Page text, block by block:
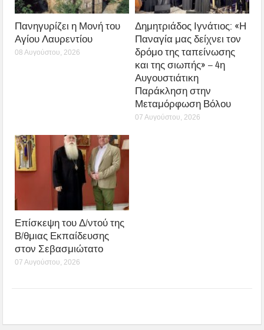
Πανηγυρίζει η Μονή του
Αγίου Λαυρεντίου
08 Αυγούστου, 2026
Δημητριάδος Ιγνάτιος: «Η
Παναγία μας δείχνει τον
δρόμο της ταπείνωσης
και της σιωπής» – 4η
Αυγουστιάτικη
Παράκληση στην
Μεταμόρφωση Βόλου
07 Αυγούστου, 2026
Επίσκεψη του Δ/ντού της
Β/θμιας Εκπαίδευσης
στον Σεβασμιώτατο
07 Αυγούστου, 2026